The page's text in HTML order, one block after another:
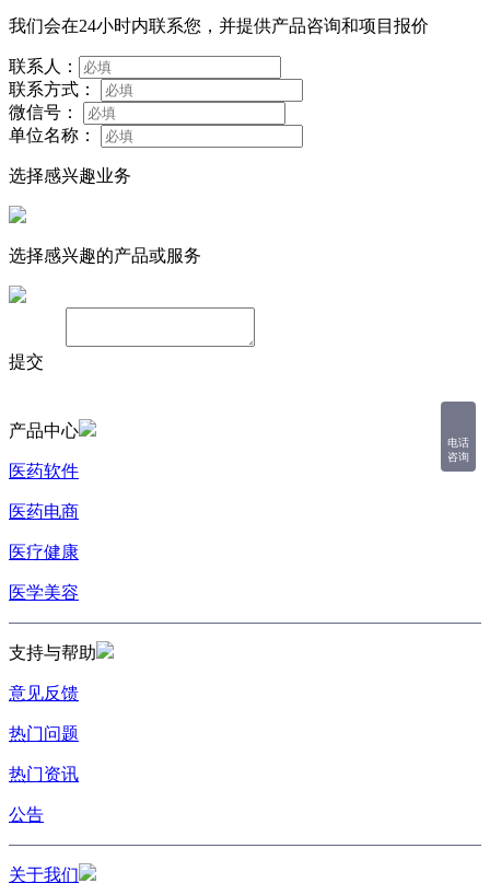
我们会在24小时内联系您，并提供产品咨询和项目报价
联系人：
联系方式：
微信号：
单位名称：
选择感兴趣业务
选择感兴趣的产品或服务
提交
电话
咨询
产品中心
医药软件
医药电商
医疗健康
医学美容
支持与帮助
意见反馈
热门问题
热门资讯
公告
关于我们